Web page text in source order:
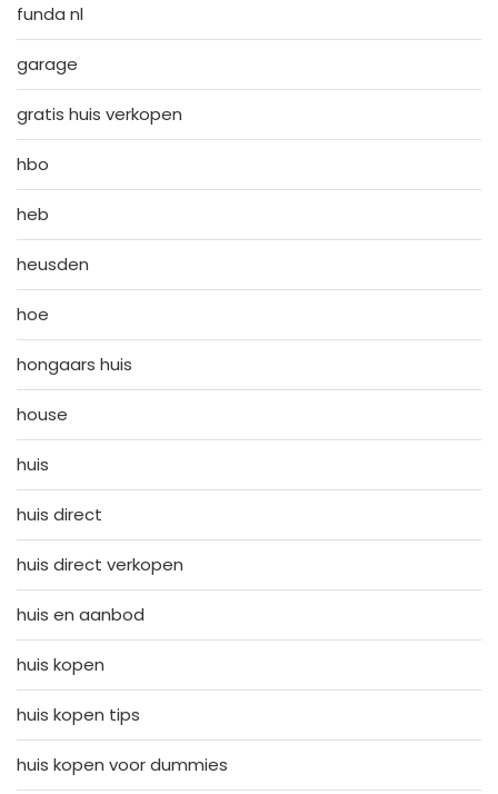
funda nl
garage
gratis huis verkopen
hbo
heb
heusden
hoe
hongaars huis
house
huis
huis direct
huis direct verkopen
huis en aanbod
huis kopen
huis kopen tips
huis kopen voor dummies